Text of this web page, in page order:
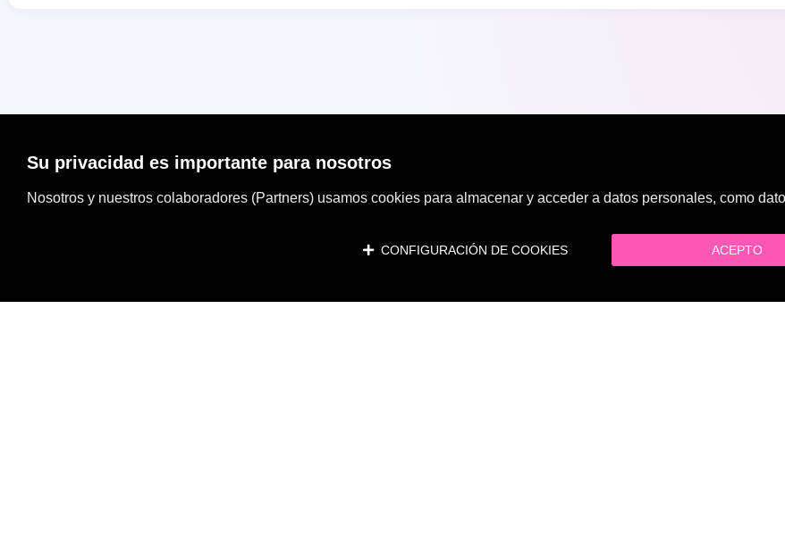
Su privacidad es importante para nosotros
Nosotros y nuestros colaboradores (Partners) usamos cookies para almacenar y acceder a datos personales, como
CONFIGURACIÓN DE COOKIES ACEPTO